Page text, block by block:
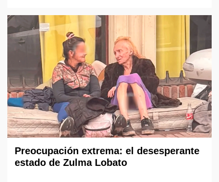
Preocupación extrema: el desesperante
estado de Zulma Lobato